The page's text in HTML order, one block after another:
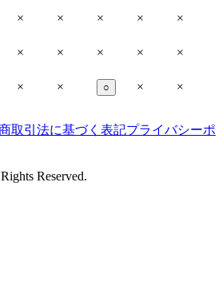
× × × ×
×
× × × ×
×
× × ○ ×
×
取引法に基づく表記プライバシーポ
Reserved.